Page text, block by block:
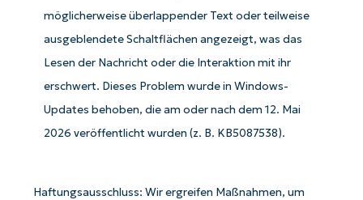
möglicherweise überlappender Text oder teilweise
ausgeblendete Schaltflächen angezeigt, was das
Lesen der Nachricht oder die Interaktion mit ihr
erschwert. Dieses Problem wurde in Windows-
Updates behoben, die am oder nach dem 12. Mai
2026 veröffentlicht wurden (z. B. KB5087538).
Haftungsausschluss: Wir ergreifen Maßnahmen, um
Land
name*